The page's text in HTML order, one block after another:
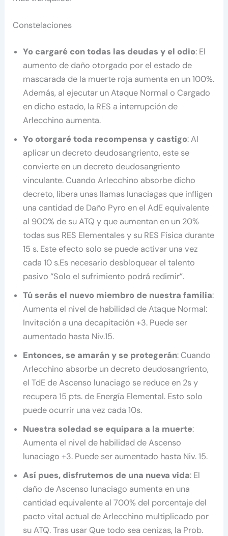
Constelaciones
Yo cargaré con todas las deudas y el odio: El
aumento de daño otorgado por el estado de
mascarada de la muerte roja aumenta en un 100%.
Además, al ejecutar un Ataque Normal o Cargado
en dicho estado, la RES a interrupción de
Arlecchino aumenta.
Yo otorgaré toda recompensa y castigo: Al
aplicar un decreto deudosangriento, este se
convierte en un decreto deudosangriento
vinculante. Cuando Arlecchino absorbe dicho
decreto, libera unas llamas lunaciagas que infligen
una cantidad de Daño Pyro en el AdE equivalente
al 900% de su ATQ y que aumentan en un 20%
todas sus RES Elementales y su RES Física durante
15 s. Este efecto solo se puede activar una vez
cada 10 s.Es necesario desbloquear el talento
pasivo “Solo el sufrimiento podrá redimir”.
Tú serás el nuevo miembro de nuestra familia:
Aumenta el nivel de habilidad de Ataque Normal:
Invitación a una decapitación +3. Puede ser
aumentado hasta Niv.15.
Entonces, se amarán y se protegerán: Cuando
Arlecchino absorbe un decreto deudosangriento,
el TdE de Ascenso lunaciago se reduce en 2s y
recupera 15 pts. de Energía Elemental. Esto solo
puede ocurrir una vez cada 10s.
Nuestra soledad se equipara a la muerte:
Aumenta el nivel de habilidad de Ascenso
lunaciago +3. Puede ser aumentado hasta Niv. 15.
Así pues, disfrutemos de una nueva vida: El
daño de Ascenso lunaciago aumenta en una
cantidad equivalente al 700% del porcentaje del
pacto vital actual de Arlecchino multiplicado por
su ATQ. Tras usar Que todo sea cenizas, la Prob.